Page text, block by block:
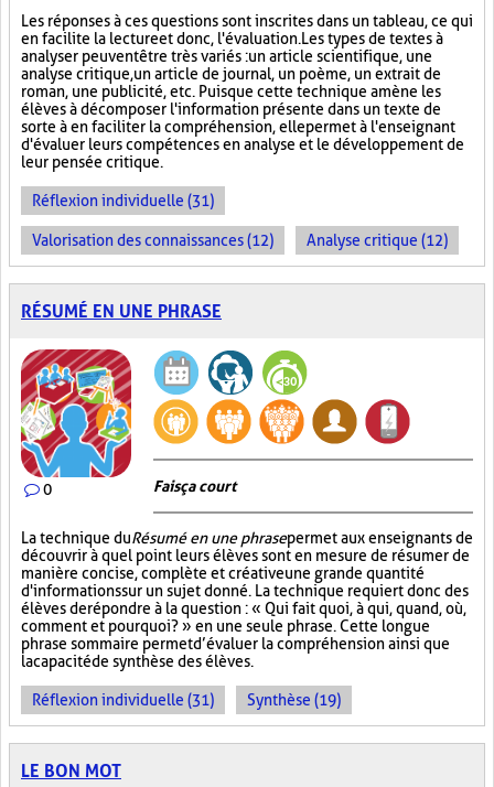
Les réponses à ces questions sont inscrites dans un tableau, ce qui
en facilite la lecture et donc, l'évaluation. Les types de textes à
analyser peuvent être très variés : un article scientifique, une
analyse critique, un article de journal, un poème, un extrait de
roman, une publicité, etc. Puisque cette technique amène les
élèves à décomposer l'information présente dans un texte de
sorte à en faciliter la compréhension, elle permet à l'enseignant
d'évaluer leurs compétences en analyse et le développement de
leur pensée critique.
Réflexion individuelle (31)
Valorisation des connaissances (12) Analyse critique (12)
RÉSUMÉ EN UNE PHRASE
0 Fais ça court
La technique duRésumé en une phrasepermet aux enseignants de
découvrir à quel point leurs élèves sont en mesure de résumer de
manière concise, complète et créative une grande quantité
d'informations sur un sujet donné. La technique requiert donc des
élèves de répondre à la question : « Qui fait quoi, à qui, quand, où,
comment et pourquoi? » en une seule phrase. Cette longue
phrase sommaire permet d’évaluer la compréhension ainsi que
la capacité de synthèse des élèves.
Réflexion individuelle (31) Synthèse (19)
LE BON MOT